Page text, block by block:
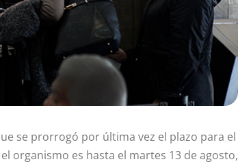
se prorrogó por última vez el plazo para el
organismo es hasta el martes 13 de agosto,